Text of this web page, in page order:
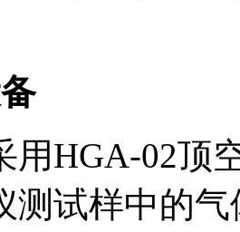
用HGA-02顶
测试样中的